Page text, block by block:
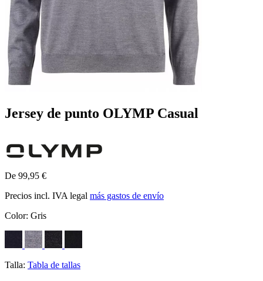
Jersey de punto OLYMP Casual
De 99,95 €
Precios incl. IVA legal más gastos de envío
Color: Gris
Talla: Tabla de tallas